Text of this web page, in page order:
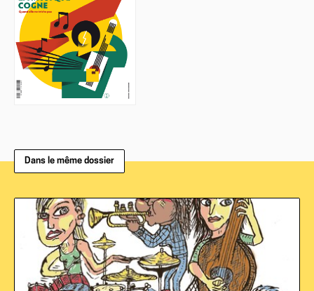
Dans le même dossier